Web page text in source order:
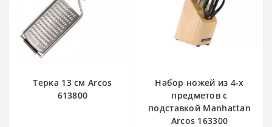
Терка 13 см Arcos
613800
Набор ножей из 4-х
предметов с
подставкой Manhattan
Arcos 163300